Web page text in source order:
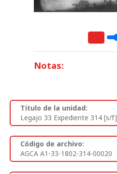
Notas:
Titulo de la unidad:
Legajo 33 Expediente 314 [s/f]
Código de archivo:
AGCA A1-33-1802-314-00020